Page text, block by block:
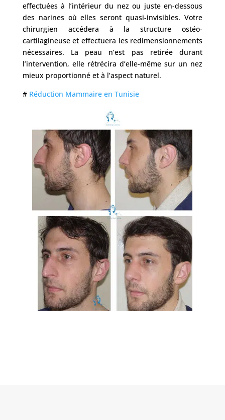
effectuées à l’intérieur du nez ou juste en-dessous
des narines où elles seront quasi-invisibles. Votre
chirurgien accédera à la structure ostéo-
cartilagineuse et effectuera les redimensionnements
nécessaires. La peau n’est pas retirée durant
l’intervention, elle rétrécira d’elle-même sur un nez
mieux proportionné et à l’aspect naturel.
# Réduction Mammaire en Tunisie